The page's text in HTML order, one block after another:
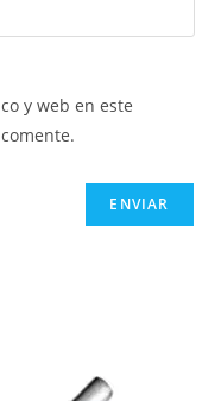
y web en este